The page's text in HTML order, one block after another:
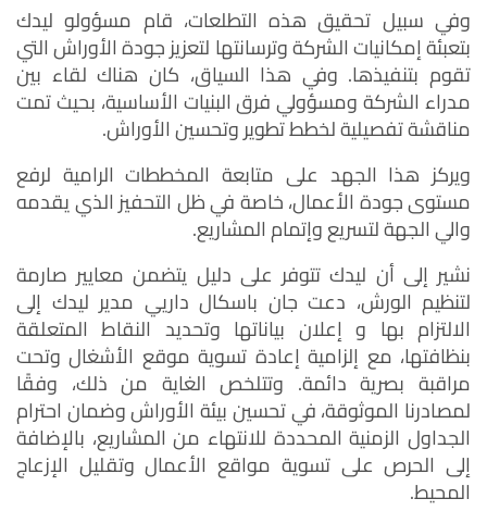
وفي سبيل تحقيق هذه التطلعات، قام مسؤولو ليدك
بتعبئة إمكانيات الشركة وترسانتها لتعزيز جودة الأوراش التي
تقوم بتنفيذها. وفي هذا السياق، كان هناك لقاء بين
مدراء الشركة ومسؤولي فرق البنيات الأساسية، بحيث تمت
مناقشة تفصيلية لخطط تطوير وتحسين الأوراش.
ويركز هذا الجهد على متابعة المخططات الرامية لرفع
مستوى جودة الأعمال، خاصة في ظل التحفيز الذي يقدمه
والي الجهة لتسريع وإتمام المشاريع.
نشير إلى أن ليدك تتوفر على دليل يتضمن معايير صارمة
لتنظيم الورش، دعت جان باسكال داريي مدير ليدك إلى
الالتزام بها و إعلان بياناتها وتحديد النقاط المتعلقة
بنظافتها، مع إلزامية إعادة تسوية موقع الأشغال وتحت
مراقبة بصرية دائمة. وتتلخص الغاية من ذلك، وفقًا
لمصادرنا الموثوقة، في تحسين بيئة الأوراش وضمان احترام
الجداول الزمنية المحددة للانتهاء من المشاريع، بالإضافة
إلى الحرص على تسوية مواقع الأعمال وتقليل الإزعاج
المحيط.